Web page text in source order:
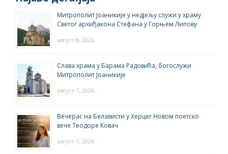
Митрополит Јоаникије у недјељу служи у храму
Светог архиђакона Стефана у Горњем Липову
август 8, 2026
Слава храма у Барама Радовића, богослужи
Митрополит Јоаникије
август 7, 2026
Вечерас на Белависти у Херцег Новом поетско
вече Теодоре Ковач
август 7, 2026